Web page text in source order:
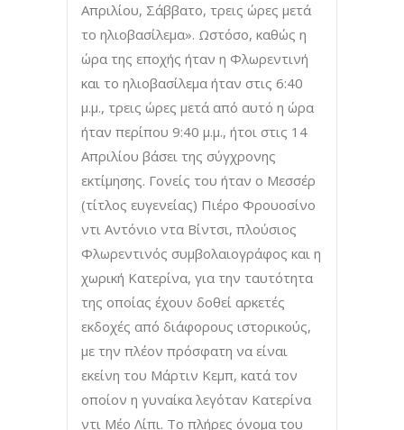
Απριλίου, Σάββατο, τρεις ώρες μετά
το ηλιοβασίλεμα». Ωστόσο, καθώς η
ώρα της εποχής ήταν η Φλωρεντινή
και το ηλιοβασίλεμα ήταν στις 6:40
μ.μ., τρεις ώρες μετά από αυτό η ώρα
ήταν περίπου 9:40 μ.μ., ήτοι στις 14
Απριλίου βάσει της σύγχρονης
εκτίμησης. Γονείς του ήταν ο Μεσσέρ
(τίτλος ευγενείας) Πιέρο Φρουοσίνο
ντι Αντόνιο ντα Βίντσι, πλούσιος
Φλωρεντινός συμβολαιογράφος και η
χωρική Κατερίνα, για την ταυτότητα
της οποίας έχουν δοθεί αρκετές
εκδοχές από διάφορους ιστορικούς,
με την πλέον πρόσφατη να είναι
εκείνη του Μάρτιν Κεμπ, κατά τον
οποίον η γυναίκα λεγόταν Κατερίνα
ντι Μέο Λίπι. Το πλήρες όνομα του